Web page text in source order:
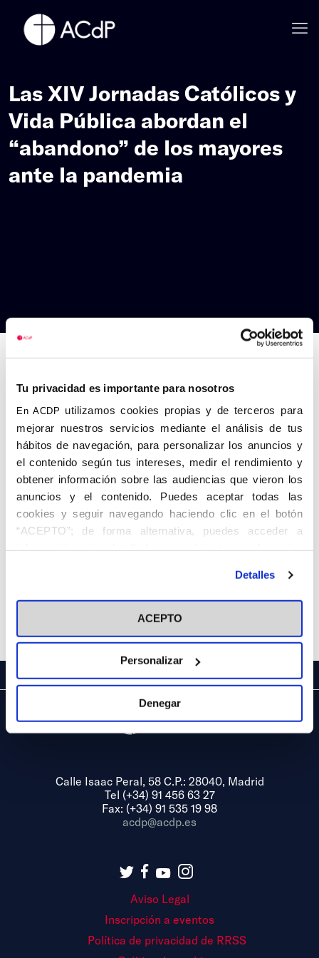
Tu privacidad es importante para nosotros
En ACDP utilizamos cookies propias y de terceros para
mejorar nuestros servicios mediante el análisis de tus
hábitos de navegación, para personalizar los anuncios y
el contenido según tus intereses, medir el rendimiento y
obtener información sobre las audiencias que vieron los
anuncios y el contenido. Puedes aceptar todas las
cookies y seguir navegando haciendo clic en el botón
“ACEPTO”; de forma alternativa, puedes acceder a
información más detallada y cambiar tus preferencias
en el botón "Personalizar". Para más información puedes
visitar nuestra Política de Cookies
Detalles
ACEPTO
Personalizar
Denegar
Las XIV Jornadas Católicos y
Vida Pública abordan el
“abandono” de los mayores
ante la pandemia
Calle Isaac Peral, 58 C.P.: 28040, Madrid
Tel (+34) 91 456 63 27
Fax: (+34) 91 535 19 98
acdp@acdp.es
Aviso Legal
Inscripción a eventos
Política de privacidad de RRSS